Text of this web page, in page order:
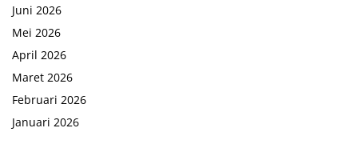
Juni 2026
Mei 2026
April 2026
Maret 2026
Februari 2026
Januari 2026